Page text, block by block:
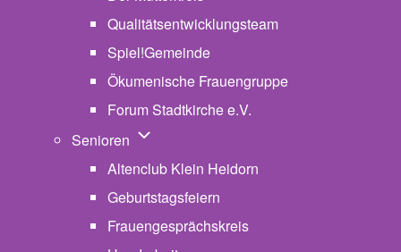
Qualitätsentwicklungsteam
Spiel!Gemeinde
Ökumenische Frauengruppe
Forum Stadtkirche e.V.
Senioren Unternavigation von Senioren
Altenclub Klein Heidorn
Geburtstagsfeiern
Frauengesprächskreis